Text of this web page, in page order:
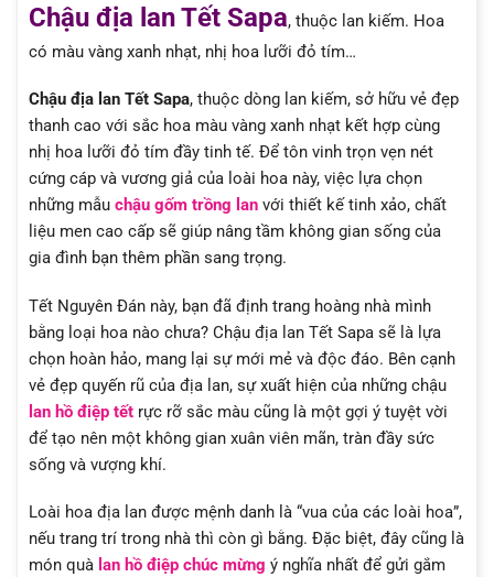
Chậu địa lan Tết Sapa, thuộc lan kiếm. Hoa
có màu vàng xanh nhạt, nhị hoa lưỡi đỏ tím…
Chậu địa lan Tết Sapa, thuộc dòng lan kiếm, sở hữu vẻ đẹp
thanh cao với sắc hoa màu vàng xanh nhạt kết hợp cùng
nhị hoa lưỡi đỏ tím đầy tinh tế. Để tôn vinh trọn vẹn nét
cứng cáp và vương giả của loài hoa này, việc lựa chọn
những mẫu chậu gốm trồng lan với thiết kế tinh xảo, chất
liệu men cao cấp sẽ giúp nâng tầm không gian sống của
gia đình bạn thêm phần sang trọng.
Tết Nguyên Đán này, bạn đã định trang hoàng nhà mình
bằng loại hoa nào chưa? Chậu địa lan Tết Sapa sẽ là lựa
chọn hoàn hảo, mang lại sự mới mẻ và độc đáo. Bên cạnh
vẻ đẹp quyến rũ của địa lan, sự xuất hiện của những chậu
lan hồ điệp tết rực rỡ sắc màu cũng là một gợi ý tuyệt vời
để tạo nên một không gian xuân viên mãn, tràn đầy sức
sống và vượng khí.
Loài hoa địa lan được mệnh danh là “vua của các loài hoa”,
nếu trang trí trong nhà thì còn gì bằng. Đặc biệt, đây cũng là
món quà lan hồ điệp chúc mừng ý nghĩa nhất để gửi gắm